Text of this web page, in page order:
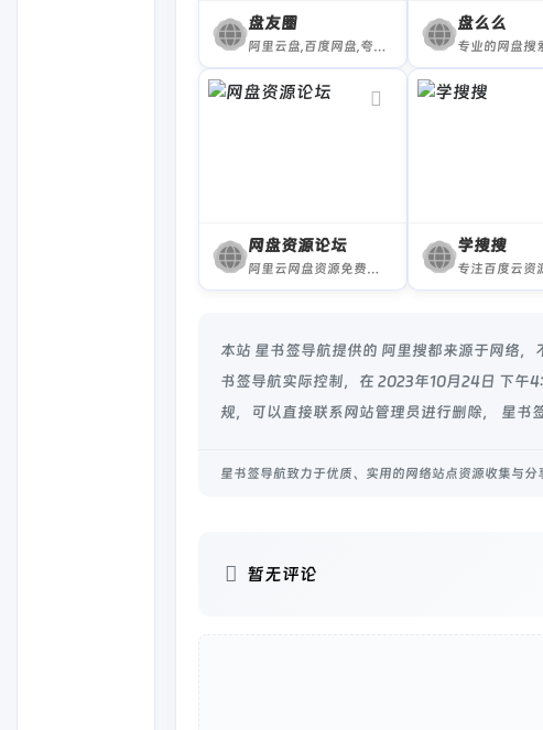
盘友圈
阿里云盘,百度网盘,夸克网盘资源搜索工具
盘么么
网盘资源论坛
阿里云网盘资源免费分享论坛
学搜搜
本站 星书签导航提供的 阿里搜都来源于网络
书签导航实际控制，在 2023年10月24日 下午
规，可以直接联系网站管理员进行删除， 星书
星书签导航致力于优质、实用的网络站点资源收集与分
暂无评论